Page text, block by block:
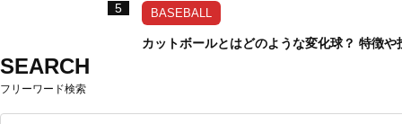
5
BASEBALL
カットボールとはどのような変化球？ 特徴
SEARCH
フリーワード検索